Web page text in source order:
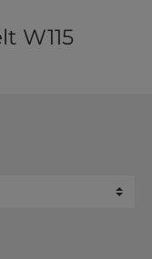
W115